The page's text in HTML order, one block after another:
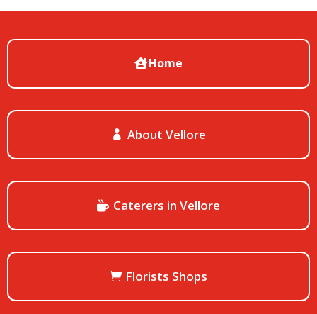
Home
About Vellore
Caterers in Vellore
Florists Shops